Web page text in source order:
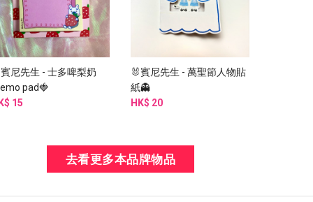
尼先生 - 士多啤梨奶
pad🍓
15
🐰賓尼先生 - 萬聖節人物貼
紙👻
HK$ 20
去看更多本品牌物品